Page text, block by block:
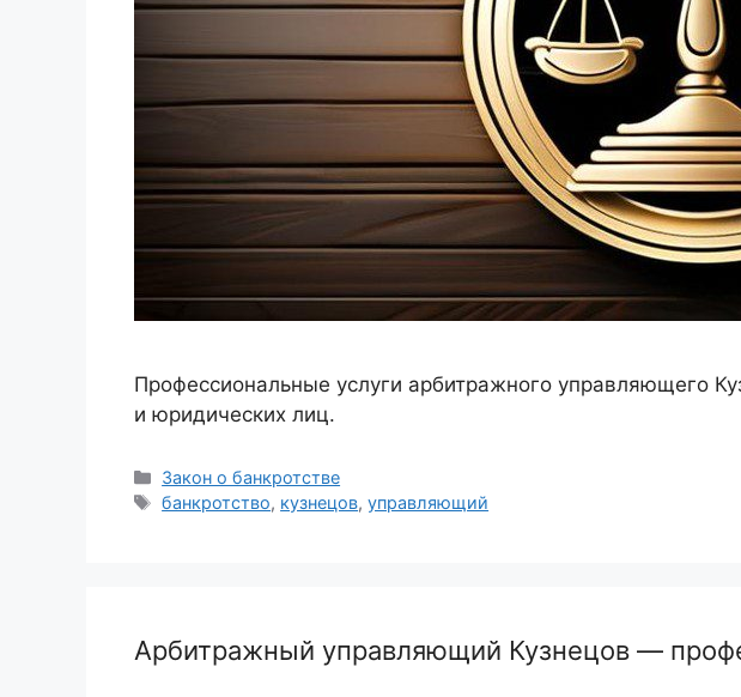
Профессиональные услуги арбитражного управляющего
и юридических лиц.
Рубрики
Закон о банкротстве
Метки
банкротство, кузнецов,управляющий
Арбитражный управляющий Кузнецов —